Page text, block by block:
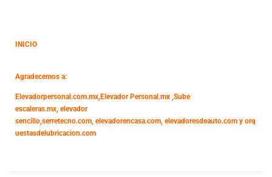
INICIO
Agradecemos a:
Elevadorpersonal.com.mx,Elevador Personal.mx ,Sube
escaleras.mx, elevador
sencillo,serretecno.com, elevadorencasa.com, elevadoresdeauto.com y orq
uestasdelubricacion.com